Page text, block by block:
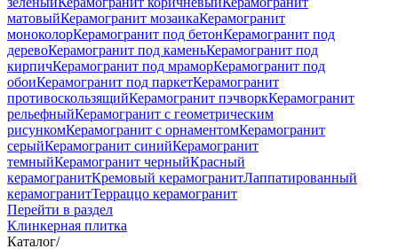
матовыйКерамогранит мозаикаКерамогранит
моноколорКерамогранит под бетонКерамогранит под
деревоКерамогранит под каменьКерамогранит под
кирпичКерамогранит под мраморКерамогранит под
обоиКерамогранит под паркетКерамогранит
противоскользящийКерамогранит пэчворкКерамогранит
рельефныйКерамогранит с геометрическим
рисункомКерамогранит с орнаментомКерамогранит
серыйКерамогранит синийКерамогранит
темныйКерамогранит черныйКрасный
керамогранитКремовый керамогранитЛаппатированный
керамогранитТерраццо керамогранит
Перейти в раздел
Клинкерная плитка
Каталог/